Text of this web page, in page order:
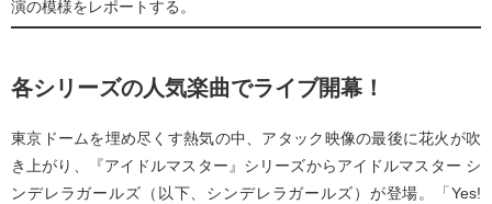
演の模様をレポートする。
各シリーズの人気楽曲でライブ開幕！
東京ドームを埋め尽くす熱気の中、アタック映像の最後に花火が吹
き上がり、『アイドルマスター』シリーズからアイドルマスター シ
ンデレラガールズ（以下、シンデレラガールズ）が登場。「Yes!